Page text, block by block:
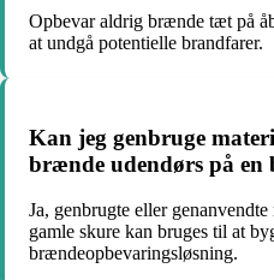
Opbevar aldrig brænde tæt på
at undgå potentielle brandfarer.
Kan jeg genbruge
brænde udendørs på en
Ja, genbrugte eller
gamle skure kan bruges til at
brændeopbevaringsløsning.